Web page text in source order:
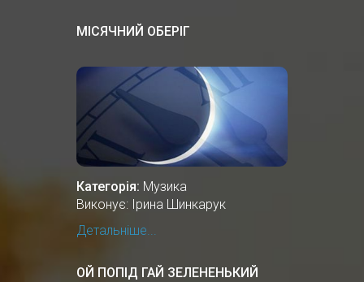
МІСЯЧНИЙ ОБЕРІГ
Категорія: Музика
Виконує: Ірина Шинкарук
Детальніше...
ОЙ ПОПІД ГАЙ ЗЕЛЕНЕНЬКИЙ